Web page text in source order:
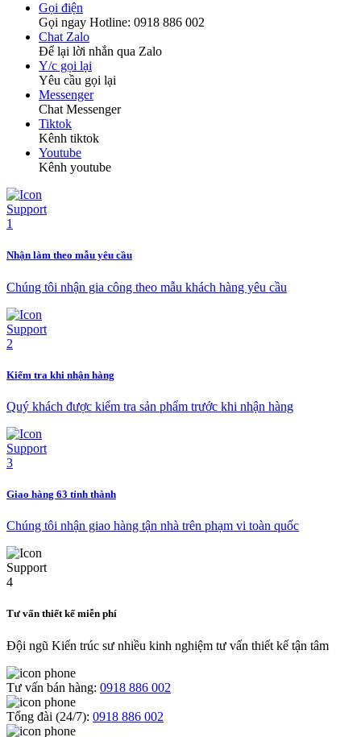
Gọi điện
Gọi ngay Hotline: 0918 886 002
Chat Zalo
Để lại lời nhắn qua Zalo
Y/c gọi lại
Yêu cầu gọi lại
Messenger
Chat Messenger
Tiktok
Kênh tiktok
Youtube
Kênh youtube
Nhận làm theo mẫu yêu cầu
Chúng tôi nhận gia công theo mẫu khách hàng yêu cầu
Kiểm tra khi nhận hàng
Quý khách được kiểm tra sản phẩm trước khi nhận hàng
Giao hàng 63 tỉnh thành
Chúng tôi nhận giao hàng tận nhà trên phạm vi toàn quốc
Tư vấn thiết kế miễn phí
Đội ngũ Kiến trúc sư nhiều kinh nghiệm tư vấn thiết kế tận tâm
Tư vấn bán hàng: 0918 886 002
Tổng đài (24/7): 0918 886 002